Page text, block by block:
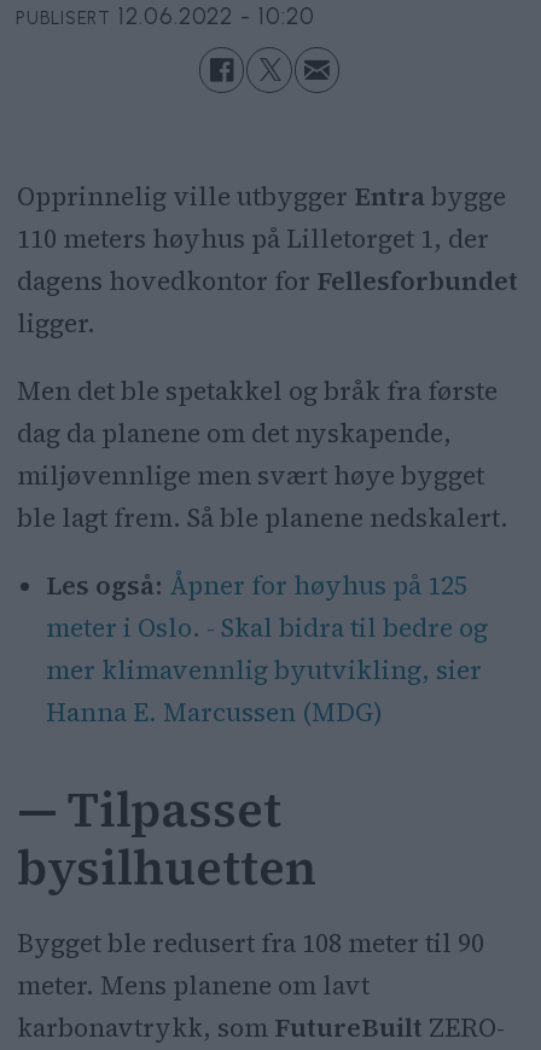
PUBLISERT 12.06.2022 - 10:20
Opprinnelig ville utbygger Entra bygge
110 meters høyhus på Lilletorget 1, der
dagens hovedkontor for Fellesforbundet
ligger.
Men det ble spetakkel og bråk fra første
dag da planene om det nyskapende,
miljøvennlige men svært høye bygget
ble lagt frem. Så ble planene nedskalert.
Les også: Åpner for høyhus på 125
meter i Oslo. - Skal bidra til bedre og
mer klimavennlig byutvikling, sier
Hanna E. Marcussen (MDG)
— Tilpasset
bysilhuetten
Bygget ble redusert fra 108 meter til 90
meter. Mens planene om lavt
karbonavtrykk, som FutureBuilt ZERO-